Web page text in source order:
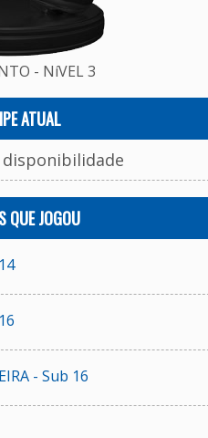
- NíVEL 3
ATUAL
QUE JOGOU
- Sub 16